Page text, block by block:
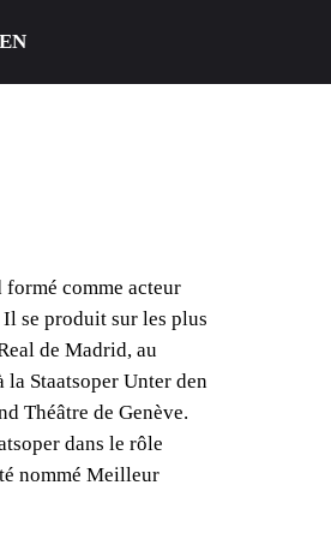
EN
formé comme acteur
se produit sur les plus
de Madrid, au
la Staatsoper Unter den
Théâtre de Genève.
dans le rôle
nommé Meilleur